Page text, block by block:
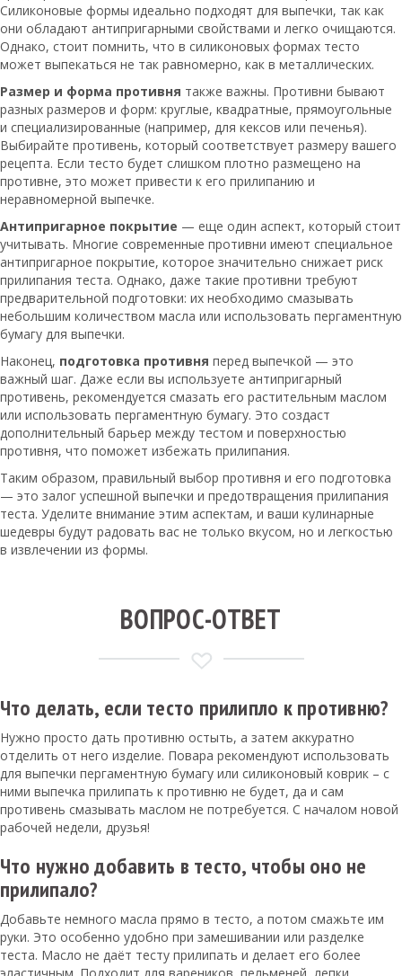
Силиконовые формы идеально подходят для выпечки, так как
они обладают антипригарными свойствами и легко очищаются.
Однако, стоит помнить, что в силиконовых формах тесто
может выпекаться не так равномерно, как в металлических.
Размер и форма противня также важны. Противни бывают
разных размеров и форм: круглые, квадратные, прямоугольные
и специализированные (например, для кексов или печенья).
Выбирайте противень, который соответствует размеру вашего
рецепта. Если тесто будет слишком плотно размещено на
противне, это может привести к его прилипанию и
неравномерной выпечке.
Антипригарное покрытие — еще один аспект, который стоит
учитывать. Многие современные противни имеют специальное
антипригарное покрытие, которое значительно снижает риск
прилипания теста. Однако, даже такие противни требуют
предварительной подготовки: их необходимо смазывать
небольшим количеством масла или использовать пергаментную
бумагу для выпечки.
Наконец, подготовка противня перед выпечкой — это
важный шаг. Даже если вы используете антипригарный
противень, рекомендуется смазать его растительным маслом
или использовать пергаментную бумагу. Это создаст
дополнительный барьер между тестом и поверхностью
противня, что поможет избежать прилипания.
Таким образом, правильный выбор противня и его подготовка
— это залог успешной выпечки и предотвращения прилипания
теста. Уделите внимание этим аспектам, и ваши кулинарные
шедевры будут радовать вас не только вкусом, но и легкостью
в извлечении из формы.
ВОПРОС-ОТВЕТ
Что делать, если тесто прилипло к противню?
Нужно просто дать противню остыть, а затем аккуратно
отделить от него изделие. Повара рекомендуют использовать
для выпечки пергаментную бумагу или силиконовый коврик – с
ними выпечка прилипать к противню не будет, да и сам
противень смазывать маслом не потребуется. С началом новой
рабочей недели, друзья!
Что нужно добавить в тесто, чтобы оно не
прилипало?
Добавьте немного масла прямо в тесто, а потом смажьте им
руки. Это особенно удобно при замешивании или разделке
теста. Масло не даёт тесту прилипать и делает его более